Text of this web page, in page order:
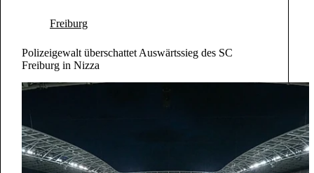
Freiburg
Polizeigewalt überschattet Auswärtssieg des SC
Freiburg in Nizza